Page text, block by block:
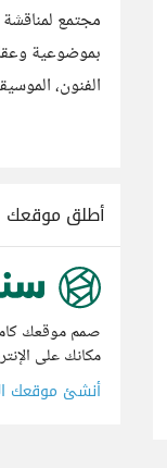
مجتمع لمناقشة
بموضوعية
الفنون،
أطلق موقعك
صمم موقعك
مكانك على
أنشئ موقعك